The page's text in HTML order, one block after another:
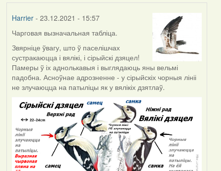
Harrier- 23.12.2021 - 15:57
Чарговая вызначальная табліца.
Звярніце ўвагу, што ў паселішчах
сустракаюцца і вялікі, і сірыйскі дзяцел!
Памеры ў іх аднолькавыя і выглядаюць яны вельмі
падобна. Асноўнае адрозненне - у сірыйскіх чорныя лініі
не злучаюцца на патыліцы як у вялікіх дзятлаў.